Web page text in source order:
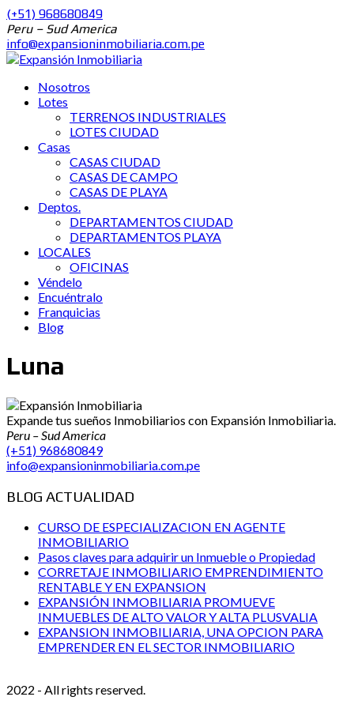
(+51) 968680849
Peru – Sud America
info@expansioninmobiliaria.com.pe
Nosotros
Lotes
TERRENOS INDUSTRIALES
LOTES CIUDAD
Casas
CASAS CIUDAD
CASAS DE CAMPO
CASAS DE PLAYA
Deptos.
DEPARTAMENTOS CIUDAD
DEPARTAMENTOS PLAYA
LOCALES
OFICINAS
Véndelo
Encuéntralo
Franquicias
Blog
Luna
Expande tus sueños Inmobiliarios con Expansión Inmobiliaria.
Peru – Sud America
(+51) 968680849
info@expansioninmobiliaria.com.pe
BLOG ACTUALIDAD
CURSO DE ESPECIALIZACION EN AGENTE
INMOBILIARIO
Pasos claves para adquirir un Inmueble o Propiedad
CORRETAJE INMOBILIARIO EMPRENDIMIENTO
RENTABLE Y EN EXPANSION
EXPANSIÓN INMOBILIARIA PROMUEVE
INMUEBLES DE ALTO VALOR Y ALTA PLUSVALIA
EXPANSION INMOBILIARIA, UNA OPCION PARA
EMPRENDER EN EL SECTOR INMOBILIARIO
2022 - All rights reserved.